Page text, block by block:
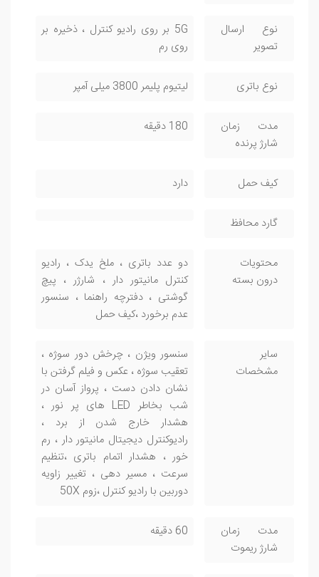
نوع ارسال
تصویر
5G بر روی رادیو کنترل ، ذخیره بر
روی رم
نوع باتری لیتیوم پلیمر 3800 میلی آمپر
مدت زمان
شارژ پرنده
180 دقیقه
کیف حمل دارد
گارد محافظ
محتویات
درون بسته
دو عدد باتری ، ملخ یدک ، رادیو
کنترل مانیتور دار ، شارژر ، پیچ
گوشتی ، دفترچه راهنما ، سنسور
عدم برخورد ،کیف حمل
سایر
مشخصات
سنسور ویژن ، چرخش دور سوژه ،
تعقیب سوژه ، عکس و فیلم گرفتن با
نشان دادن دست ، پرواز آسان در
شب بخاطر LED های پر نور ،
هشدار خارج شدن از برد ،
رادیوکنترل دیجیتال مانیتور دار ، رم
خور ، هشدار اتمام باتری ،تنظیم
سرعت ، مسیر دهی ، تغییر زاویه
دوربین با رادیو کنترل ،زوم 50X
مدت زمان
شارژ ریموت
60 دقیقه